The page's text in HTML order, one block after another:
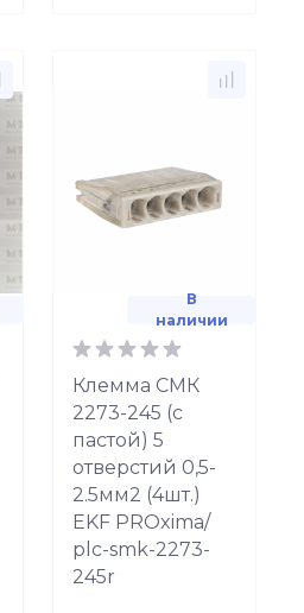
В
наличии
Клемма СМК
2273-245 (с
пастой) 5
отверстий 0,5-
2.5мм2 (4шт.)
EKF PROxima/
plc-smk-2273-
245r